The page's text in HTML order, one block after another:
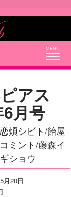
アス
月号
煩シビト/飴屋
ミント/藤森イ
ショウ
月20日